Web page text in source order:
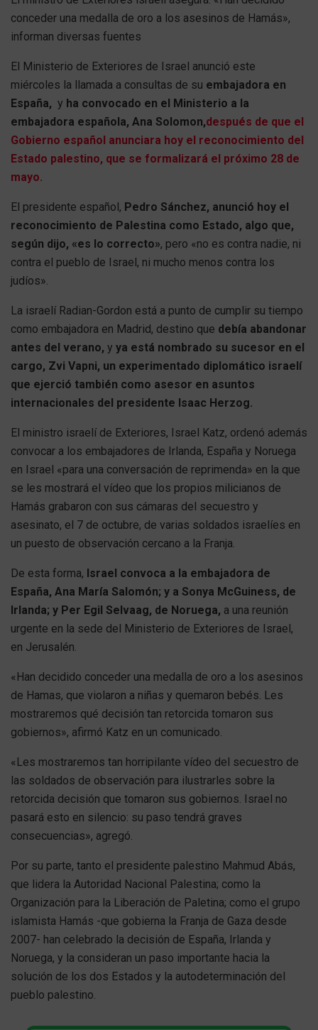
conceder una medalla de oro a los asesinos de Hamás»,
informan diversas fuentes
El Ministerio de Exteriores de Israel anunció este
miércoles la llamada a consultas de su embajadora en
España, y ha convocado en el Ministerio a la
embajadora española, Ana Solomon,después de que el
Gobierno español anunciara hoy el reconocimiento del
Estado palestino, que se formalizará el próximo 28 de
mayo.
El presidente español, Pedro Sánchez, anunció hoy el
reconocimiento de Palestina como Estado, algo que,
según dijo, «es lo correcto», pero «no es contra nadie, ni
contra el pueblo de Israel, ni mucho menos contra los
judíos».
La israelí Radian-Gordon está a punto de cumplir su tiempo
como embajadora en Madrid, destino que debía abandonar
antes del verano, y ya está nombrado su sucesor en el
cargo, Zvi Vapni, un experimentado diplomático israelí
que ejerció también como asesor en asuntos
internacionales del presidente Isaac Herzog.
El ministro israelí de Exteriores, Israel Katz, ordenó además
convocar a los embajadores de Irlanda, España y Noruega
en Israel «para una conversación de reprimenda» en la que
se les mostrará el vídeo que los propios milicianos de
Hamás grabaron con sus cámaras del secuestro y
asesinato, el 7 de octubre, de varias soldados israelíes en
un puesto de observación cercano a la Franja.
De esta forma, Israel convoca a la embajadora de
España, Ana María Salomón; y a Sonya McGuiness, de
Irlanda; y Per Egil Selvaag, de Noruega, a una reunión
urgente en la sede del Ministerio de Exteriores de Israel,
en Jerusalén.
«Han decidido conceder una medalla de oro a los asesinos
de Hamas, que violaron a niñas y quemaron bebés. Les
mostraremos qué decisión tan retorcida tomaron sus
gobiernos», afirmó Katz en un comunicado.
«Les mostraremos tan horripilante vídeo del secuestro de
las soldados de observación para ilustrarles sobre la
retorcida decisión que tomaron sus gobiernos. Israel no
pasará esto en silencio: su paso tendrá graves
consecuencias», agregó.
Por su parte, tanto el presidente palestino Mahmud Abás,
que lidera la Autoridad Nacional Palestina; como la
Organización para la Liberación de Paletina; como el grupo
islamista Hamás -que gobierna la Franja de Gaza desde
2007- han celebrado la decisión de España, Irlanda y
Noruega, y la consideran un paso importante hacia la
solución de los dos Estados y la autodeterminación del
pueblo palestino.